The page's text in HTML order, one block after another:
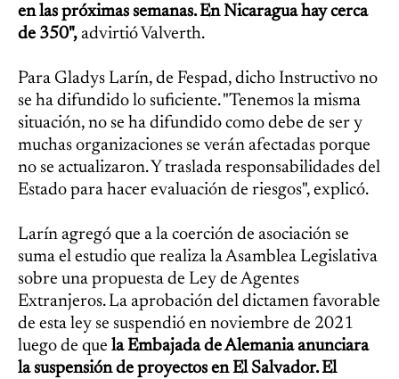
en las próximas semanas. En Nicaragua hay cerca
de 350", advirtió Valverth.
Para Gladys Larín, de Fespad, dicho Instructivo no
se ha difundido lo suficiente. "Tenemos la misma
situación, no se ha difundido como debe de ser y
muchas organizaciones se verán afectadas porque
no se actualizaron. Y traslada responsabilidades del
Estado para hacer evaluación de riesgos", explicó.
Larín agregó que a la coerción de asociación se
suma el estudio que realiza la Asamblea Legislativa
sobre una propuesta de Ley de Agentes
Extranjeros. La aprobación del dictamen favorable
de esta ley se suspendió en noviembre de 2021
luego de que la Embajada de Alemania anunciara
la suspensión de proyectos en El Salvador. El